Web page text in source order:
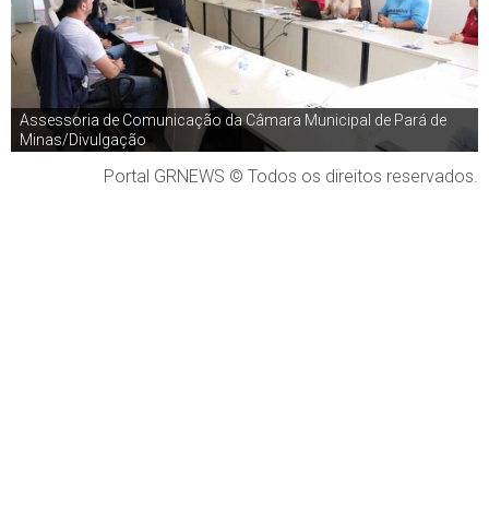
Assessoria de Comunicação da Câmara Municipal de Pará de
Minas/Divulgação
Portal GRNEWS © Todos os direitos reservados.